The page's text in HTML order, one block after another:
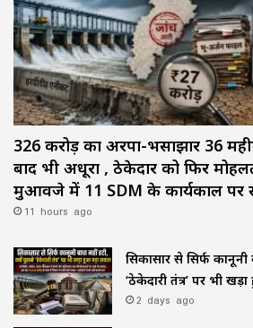
326 करोड़ का अरपा-भैंसाझार 36
बाद भी अधूरा , ठेकेदार को फिर
मुआवजे में 11 SDM के कार्यकाल पर
11 hours ago
सिकासार से सिर्फ कानूनी
‘ठेकेदारी तंत्र’ पर भी
2 days ago